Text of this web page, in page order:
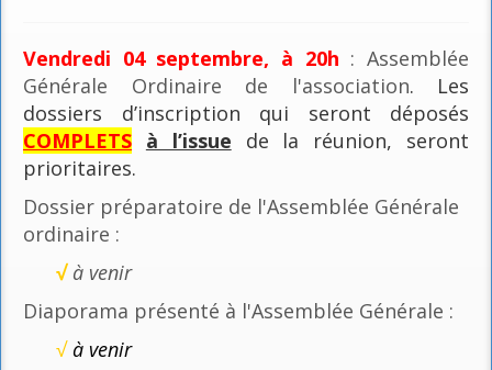
Vendredi 04 septembre, à 20h : Assemblée
Générale Ordinaire de l'association. Les
dossiers d’inscription qui seront déposés
COMPLETS à l’issue de la réunion, seront
prioritaires.
Dossier préparatoire de l'Assemblée Générale
ordinaire :
√ à venir
Diaporama présenté à l'Assemblée Générale :
√à venir